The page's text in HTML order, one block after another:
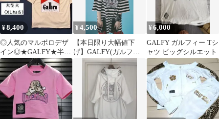
¥8,400
◎人気のマルボロデザ
イン◎★GALFY★半
袖 Tシャツ★ベージ
ュ★大型犬XL★
¥4,500
【本日限り大幅値下
げ】GALFY(ガルフィ
ー) ゴリ厨二ボーダー
¥6,000
GALFY ガルフィー Tシ
ャツ ビッグシルエット